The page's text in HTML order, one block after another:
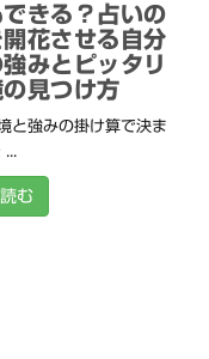
きる？占いの
花させる自分
みとピッタリ
見つけ方
と強みの掛け算で決ま
...
む